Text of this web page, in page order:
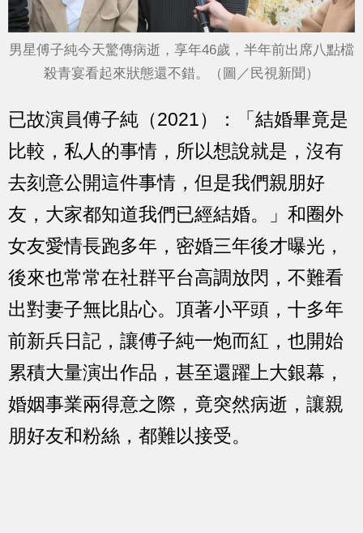
男星傅子純今天驚傳病逝，享年46歲，半年前出席八點檔
殺青宴看起來狀態還不錯。（圖／民視新聞）
已故演員傅子純（2021）：「結婚畢竟是
比較，私人的事情，所以想說就是，沒有
去刻意公開這件事情，但是我們親朋好
友，大家都知道我們已經結婚。」和圈外
女友愛情長跑多年，密婚三年後才曝光，
後來也常常在社群平台高調放閃，不難看
出對妻子無比貼心。頂著小平頭，十多年
前新兵日記，讓傅子純一炮而紅，也開始
累積大量演出作品，甚至還躍上大銀幕，
婚姻事業兩得意之際，竟突然病逝，讓親
朋好友和粉絲，都難以接受。